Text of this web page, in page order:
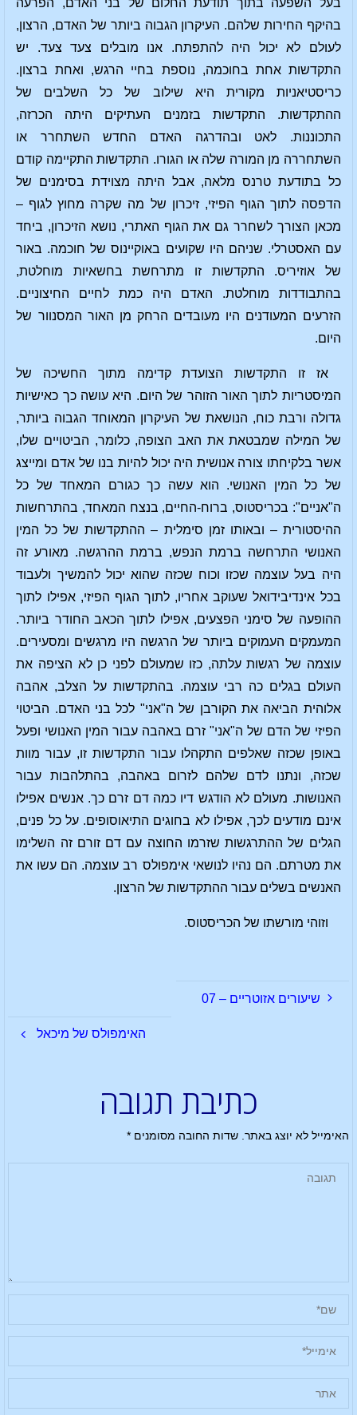
בהיקף החירות שלהם. העיקרון הגבוה ביותר של האדם, הרצון,
לעולם לא יכול היה להתפתח. אנו מובלים צעד צעד. יש
התקדשות אחת בחוכמה, נוספת בחיי הרגש, ואחת ברצון.
כריסטיאניות מקורית היא שילוב של כל השלבים של
ההתקדשות. התקדשות בזמנים העתיקים היתה הכרזה,
התכוננות. לאט ובהדרגה האדם החדש השתחרר או
השתחררה מן המורה שלה או הגורו. התקדשות התקיימה קודם
כל בתודעת טרנס מלאה, אבל היתה מצוידת בסימנים של
הדפסה לתוך הגוף הפיזי, זיכרון של מה שקרה מחוץ לגוף –
מכאן הצורך לשחרר גם את הגוף האתרי, נושא הזיכרון, ביחד
עם האסטרלי. שניהם היו שקועים באוקיינוס של חוכמה. באור
של אוזיריס. התקדשות זו מתרחשת בחשאיות מוחלטת,
בהתבודדות מוחלטת. האדם היה כמת לחיים החיצוניים.
הזרעים המעודנים היו מעובדים הרחק מן האור המסנוור של
היום.
אז זו התקדשות הצועדת קדימה מתוך החשיכה של
המיסטריות לתוך האור הזוהר של היום. היא עושה כך כאישיות
גדולה ורבת כוח, הנושאת של העיקרון המאוחד הגבוה ביותר,
של המילה שמבטאת את האב הצופה, כלומר, הביטויים שלו,
אשר בלקיחתו צורה אנושית היה יכול להיות בנו של אדם ומייצג
של כל המין האנושי. הוא עשה כך כגורם המאחד של כל
ה"אניים": בכריסטוס, ברוח-החיים, בנצח המאחד, בהתרחשות
ההיסטורית – ובאותו זמן סימלית – ההתקדשות של כל המין
האנושי התרחשה ברמת הנפש, ברמת ההרגשה. מאורע זה
היה בעל עוצמה שכזו וכוח שכזה שהוא יכול להמשיך ולעבוד
בכל אינדיבידואל שעוקב אחריו, לתוך הגוף הפיזי, אפילו לתוך
ההופעה של סימני הפצעים, אפילו לתוך הכאב החודר ביותר.
המעמקים העמוקים ביותר של הרגשה היו מרגשים ומסעירים.
עוצמה של רגשות עלתה, כזו שמעולם לפני כן לא הציפה את
העולם בגלים כה רבי עוצמה. בהתקדשות על הצלב, אהבה
אלוהית הביאה את הקורבן של ה"אני" לכל בני האדם. הביטוי
הפיזי של הדם של ה"אני" זרם באהבה עבור המין האנושי ופעל
באופן שכזה שאלפים התקהלו עבור התקדשות זו, עבור מוות
שכזה, ונתנו לדם שלהם לזרום באהבה, בהתלהבות עבור
האנושות. מעולם לא הודגש דיו כמה דם זרם כך. אנשים אפילו
אינם מודעים לכך, אפילו לא בחוגים התיאוסופים. על כל פנים,
הגלים של ההתרגשות שזרמו החוצה עם דם זורם זה השלימו
את מטרתם. הם נהיו לנושאי אימפולס רב עוצמה. הם עשו את
האנשים בשלים עבור ההתקדשות של הרצון.
וזוהי מורשתו של הכריסטוס.
שיעורים אזוטריים – 07
האימפולס של מיכאל
כתיבת תגובה
האימייל לא יוצג באתר. שדות החובה מסומנים*